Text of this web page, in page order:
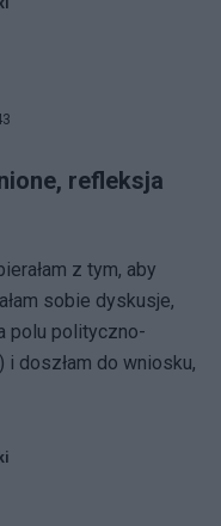
refleksja
z tym, aby
sobie dyskusje,
polu polityczno-
doszłam do wniosku,